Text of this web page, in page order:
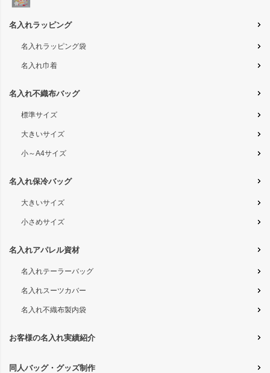
名入れラッピング
名入れラッピング袋
名入れ巾着
名入れ不織布バッグ
標準サイズ
大きいサイズ
小～A4サイズ
名入れ保冷バッグ
大きいサイズ
小さめサイズ
名入れアパレル資材
名入れテーラーバッグ
名入れスーツカバー
名入れ不織布製内袋
お客様の名入れ実績紹介
同人バッグ・グッズ制作